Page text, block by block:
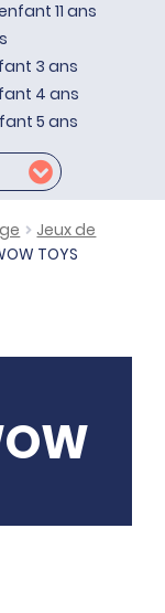
11 ans
3 ans
4 ans
5 ans
Jeux de
TOYS